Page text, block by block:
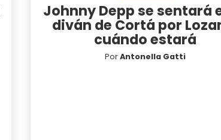
Johnny Depp se sentará
diván de Cortá por
cuándo estará
PorAntonella Gatti